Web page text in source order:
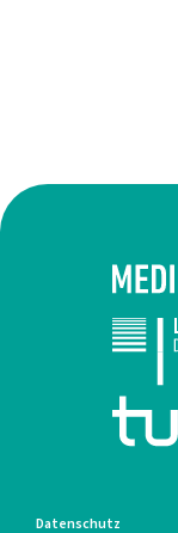
Datenschutz